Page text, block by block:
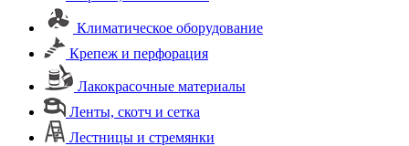
Климатическое оборудование
Крепеж и перфорация
Лакокрасочные материалы
Ленты, скотч и сетка
Лестницы и стремянки